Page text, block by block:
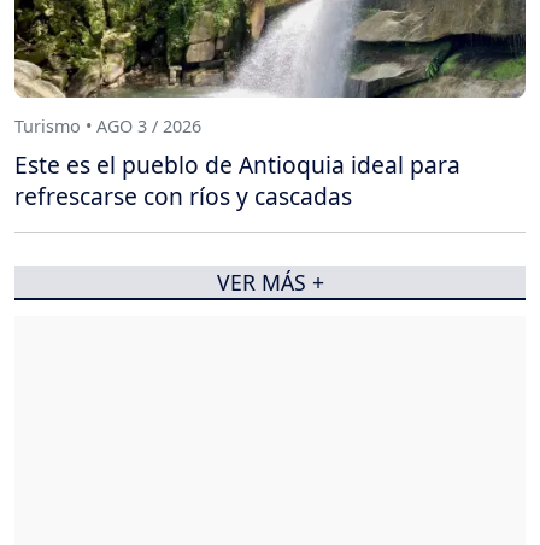
Turismo • AGO 3 / 2026
Este es el pueblo de Antioquia ideal para
refrescarse con ríos y cascadas
VER MÁS +